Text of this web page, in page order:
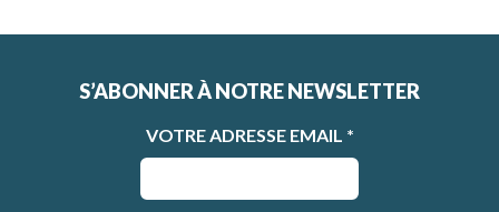
S’ABONNER À NOTRE NEWSLETTER
VOTRE ADRESSE EMAIL *